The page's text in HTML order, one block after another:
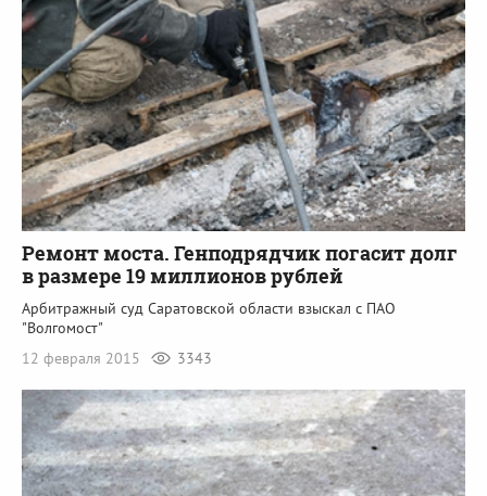
Ремонт моста. Генподрядчик погасит долг
в размере 19 миллионов рублей
Арбитражный суд Саратовской области взыскал с ПАО
"Волгомост"
12 февраля 2015
3343